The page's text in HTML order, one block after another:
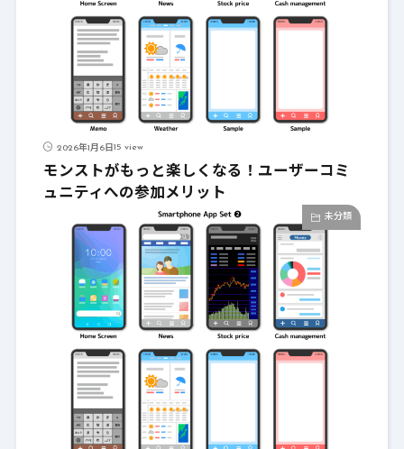
2026年1月6日15 view
モンストがもっと楽しくなる！ユーザーコミ
ュニティへの参加メリット
未分類